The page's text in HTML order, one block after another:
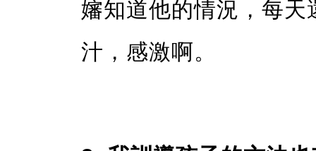
嬸知道他的情況，每
汁，感激啊。